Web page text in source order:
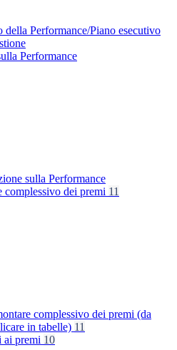
della Performance/Piano esecutivo
Performance
sulla Performance
complessivo dei premi 11
complessivo dei premi (da
in tabelle) 11
ai premi 10